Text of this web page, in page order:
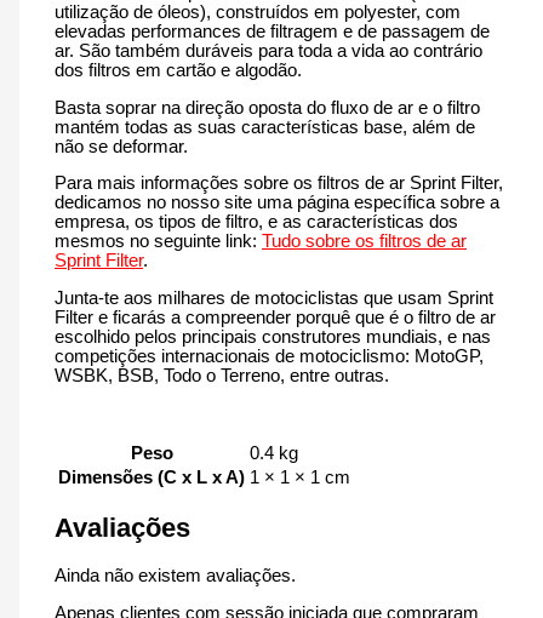
utilização de óleos), construídos em polyester, com
elevadas performances de filtragem e de passagem de
ar. São também duráveis para toda a vida ao contrário
dos filtros em cartão e algodão.
Basta soprar na direção oposta do fluxo de ar e o filtro
mantém todas as suas características base, além de
não se deformar.
Para mais informações sobre os filtros de ar Sprint Filter,
dedicamos no nosso site uma página específica sobre a
empresa, os tipos de filtro, e as características dos
mesmos no seguinte link:Tudo sobre os filtros de ar
Sprint Filter.
Junta-te aos milhares de motociclistas que usam Sprint
Filter e ficarás a compreender porquê que é o filtro de ar
escolhido pelos principais construtores mundiais, e nas
competições internacionais de motociclismo: MotoGP,
WSBK, BSB, Todo o Terreno, entre outras.
Peso
0.4 kg
Dimensões (C x L x A) 1 × 1 × 1 cm
Avaliações
Ainda não existem avaliações.
Apenas clientes com sessão iniciada que compraram